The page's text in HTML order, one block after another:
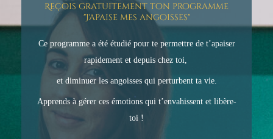
Reçois gratuitement ton programme
"J'apaise mes angoisses"
Ce programme a été étudié pour te permettre de t’apaiser
rapidement et depuis chez toi,
et diminuer les angoisses qui perturbent ta vie.
Apprends à gérer ces émotions qui t’envahissent et libère-
toi !